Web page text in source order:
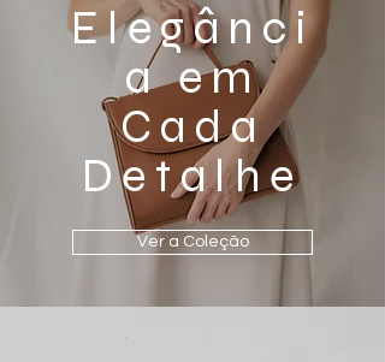
Elegânci
a em
Cada
Detalhe
Ver a Coleção